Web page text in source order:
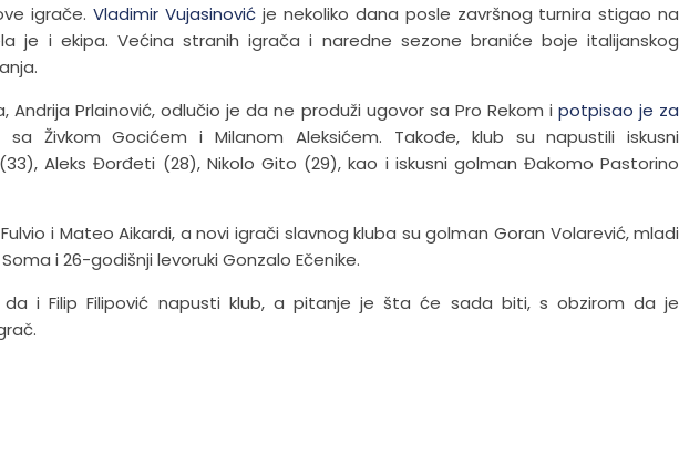
igrače. Vladimir Vujasinovićje nekoliko dana posle završnog turnira stigao na
je i ekipa. Većina stranih igrača i naredne sezone braniće boje italijanskog
Andrija Prlainović, odlučio je da ne produži ugovor sa Pro Rekom ipotpisao je za
Živkom Gocićem i Milanom Aleksićem. Takođe, klub su napustili iskusni
Aleks Đorđeti (28), Nikolo Gito (29), kao i iskusni golman Đakomo Pastorino
i Mateo Aikardi, a novi igrači slavnog kluba su golman Goran Volarević, mladi
i 26-godišnji levoruki Gonzalo Ečenike.
da i Filip Filipović napusti klub, a pitanje je šta će sada biti, s obzirom da je